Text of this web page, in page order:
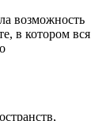
возможность
в котором вся